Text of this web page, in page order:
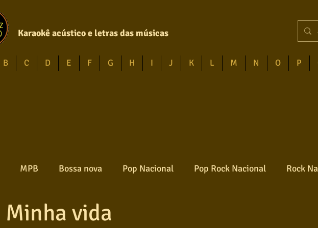
Karaokê acústico e letras das músicas
B C D E F G H I J K L M N O P
MPB Bossa nova Pop Nacional Pop Rock Nacional Rock
Gospel Axé Reggae
Minha vida